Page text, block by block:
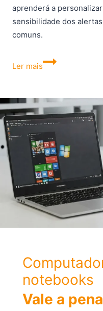
aprenderá a
sensibilidade dos
comuns.
Ler mais
Como
de
frequência
cardíaca
no
Galaxy
Watch
Active
2
notebooks
Vale a